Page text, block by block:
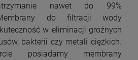
nawet do 99%
do filtracji wody
w eliminacji groźnych
bakterii czy metali ciężkich.
posiadamy membrany